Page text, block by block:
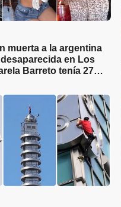
muerta a la argentina
en Los
Barreto tenía 27